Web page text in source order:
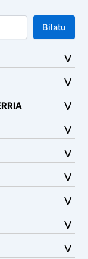
Bilatu